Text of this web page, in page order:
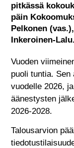
pitkässä
päin
Pelkonen
Inkeroinen-Lalu.
Vuoden
puoli tuntia.
vuodelle 2026,
äänestysten
2026-2028.
Talousarvion